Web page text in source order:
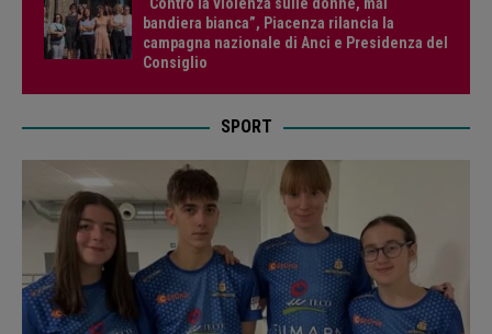
bandiera bianca”, Piacenza rilancia la
campagna nazionale di Anci e Presidenza del
Consiglio
SPORT